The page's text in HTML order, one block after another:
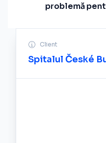
problemă
Client
Spitalul České